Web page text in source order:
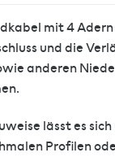
mit 4
und die
anderen
lässt es
Profilen